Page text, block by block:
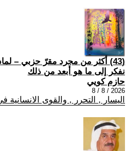
(43) أكثر من مجرد مقرّ حزبي –
نفكر إلى ما هو أبعد من ذلك
حازم كويي
2026 / 8 / 8
اليسار , التحرر , والقوى الانسانية